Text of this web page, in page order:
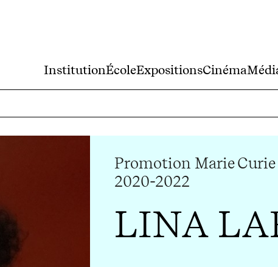
InstitutionÉcoleExpositionsCinéma
Promotion Marie Curie
2020-2022
LINA